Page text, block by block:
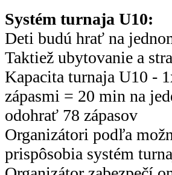
Systém turnaja U10:
Deti budú hrať na
Taktiež ubytovanie a
Kapacita turnaja U10 -
zápasmi = 20 min na
odohrať 78 zápasov
Organizátori podľa
prispôsobia systém